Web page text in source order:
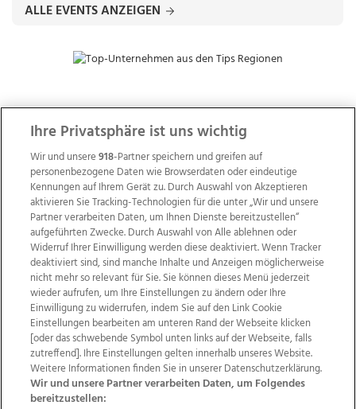
ALLE EVENTS ANZEIGEN
ZUR NACHRICHTENÜBERSICHT
Wir über uns Mediadaten Kontakt
Jobs
Datenschutz
Impressum
AGB Anzeigekunden
AGB Website
Ehrenkodex Politische Werbung
Ihre Privatsphäre ist uns wichtig
Wir und unsere918-Partner speichern und greifen auf
personenbezogene Daten wie Browserdaten oder eindeutige
Kennungen auf Ihrem Gerät zu. Durch Auswahl von Akzeptieren
aktivieren Sie Tracking-Technologien für die unter „Wir und unsere
Partner verarbeiten Daten, um Ihnen Dienste bereitzustellen“
aufgeführten Zwecke. Durch Auswahl von Alle ablehnen oder
Widerruf Ihrer Einwilligung werden diese deaktiviert. Wenn Tracker
deaktiviert sind, sind manche Inhalte und Anzeigen möglicherweise
nicht mehr so relevant für Sie. Sie können dieses Menü jederzeit
wieder aufrufen, um Ihre Einstellungen zu ändern oder Ihre
Einwilligung zu widerrufen, indem Sie auf den Link Cookie
Einstellungen bearbeiten am unteren Rand der Webseite klicken
[oder das schwebende Symbol unten links auf der Webseite, falls
zutreffend]. Ihre Einstellungen gelten innerhalb unseres Website.
Weitere Informationen finden Sie in unserer Datenschutzerklärung.
Wir und unsere Partner verarbeiten Daten, um Folgendes
bereitzustellen: